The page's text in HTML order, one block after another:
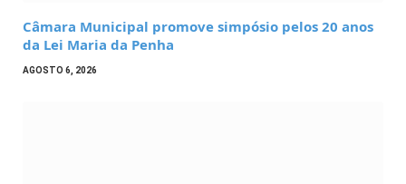
Câmara Municipal promove simpósio pelos 20 anos
da Lei Maria da Penha
AGOSTO 6, 2026